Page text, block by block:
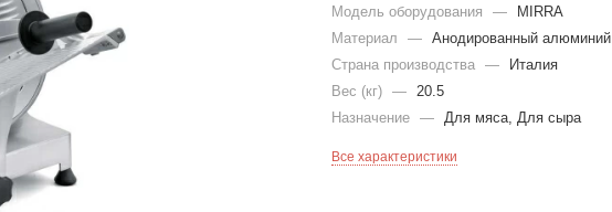
Модель оборудования
—
MIRRA
Материал
— Анодированный алюминий
Страна производства —
Италия
Вес (кг) — 20.5
Назначение — Для мяса, Для сыра
Все характеристики